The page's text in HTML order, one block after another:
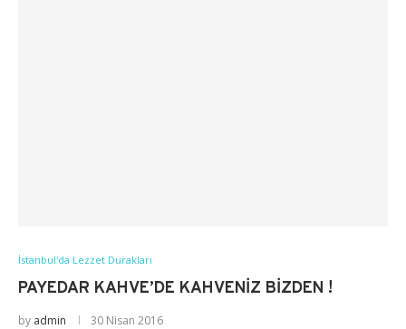
İstanbul'da Lezzet Durakları
PAYEDAR KAHVE’DE KAHVENIZ BIZDEN !
by admin 30 Nisan 2016